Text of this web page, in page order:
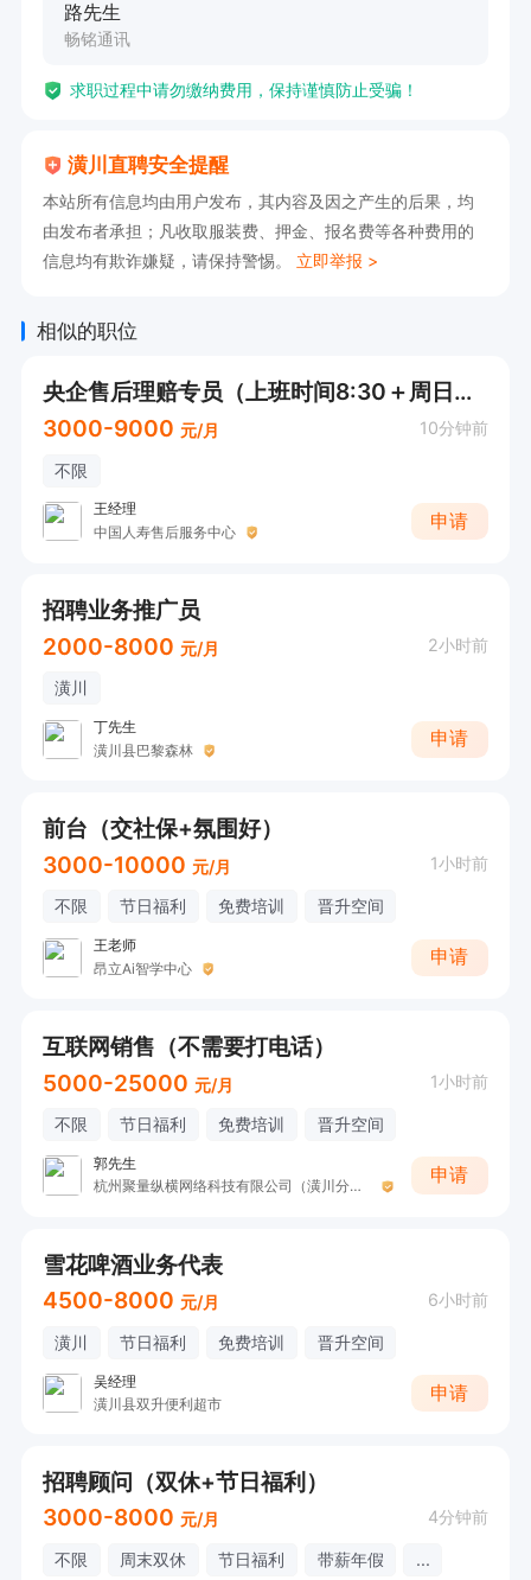
任职要求:
2、不用怀疑自己能力，只要你做过销售，有老员
带，基本一天就有成就，第二天正常开单。主打快
速
简单!
4、有责任心，善于沟通，有野心，有挣钱的欲
5.有做过保险，pos机器，贷款岗位的优先
有意向🉑电话沟通，请告知【潢川直聘】看到的😊
路先生
畅铭通讯
求职过程中请勿缴纳费用，保持谨慎防止受骗！
潢川直聘安全提醒
本站所有信息均由用户发布，其内容及因之产生的后果，均
由发布者承担；凡收取服装费、押金、报名费等各种费用的
信息均有欺诈嫌疑，请保持警惕。 立即举报 >
相似的职位
央企售后理赔专员（上班时间8:30＋周日不上班+社保）
3000-9000 元/月 10分钟前
不限
王经理
中国人寿售后服务中心
申请
招聘业务推广员
2000-8000 元/月 2小时前
潢川
丁先生
潢川县巴黎森林
申请
前台（交社保+氛围好）
3000-10000 元/月 1小时前
不限 节日福利 免费培训 晋升空间
王老师
昂立Ai智学中心
申请
互联网销售（不需要打电话）
5000-25000 元/月 1小时前
不限 节日福利 免费培训 晋升空间
郭先生
杭州聚量纵横网络科技有限公司（潢川分公司）
申请
雪花啤酒业务代表
4500-8000 元/月 6小时前
潢川 节日福利 免费培训 晋升空间
吴经理
潢川县双升便利超市
申请
招聘顾问（双休+节日福利）
3000-8000 元/月 4分钟前
不限 周末双休 节日福利 带薪年假 ...